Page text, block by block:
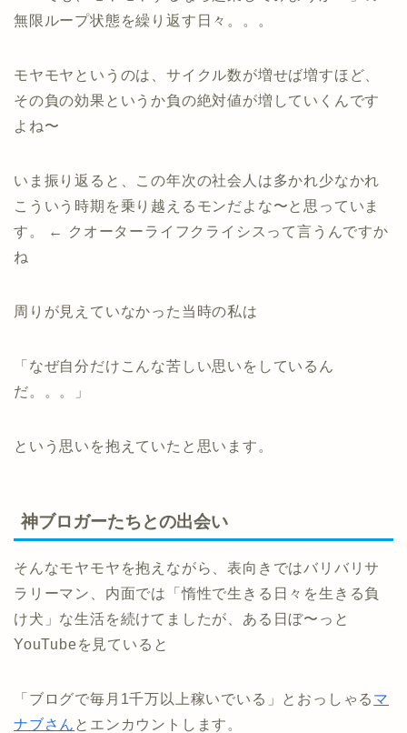
無限ループ状態を繰り返す日々。。。
モヤモヤというのは、サイクル数が増せば増すほど、
その負の効果というか負の絶対値が増していくんです
よね〜
いま振り返ると、この年次の社会人は多かれ少なかれ
こういう時期を乗り越えるモンだよな〜と思っていま
す。 ← クオーターライフクライシスって言うんですか
ね
周りが見えていなかった当時の私は
「なぜ自分だけこんな苦しい思いをしているん
だ。。。」
という思いを抱えていたと思います。
神ブロガーたちとの出会い
そんなモヤモヤを抱えながら、表向きではバリバリサ
ラリーマン、内面では「惰性で生きる日々を生きる負
け犬」な生活を続けてましたが、ある日ぼ〜っと
YouTubeを見ていると
「ブログで毎月1千万以上稼いでいる」とおっしゃる マ
ナブさん とエンカウントします。